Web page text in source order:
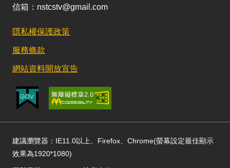
信箱：nstcstv@gmail.com
隱私權保護政策
服務條款
網站資料開放宣告
建議瀏覽器：IE11.0以上、Firefox、Chrome(螢幕設定最佳顯示
效果為1920*1080)